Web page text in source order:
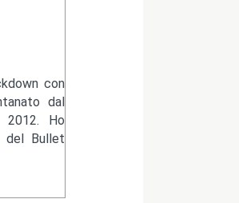
con
dal
Ho
del Bullet